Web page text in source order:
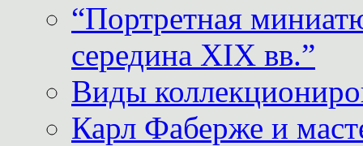
“Портретная
середина XIX вв.”
Виды
Карл Фаберже и